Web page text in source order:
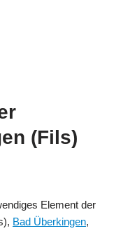
(Fils)
Element der
Bad Überkingen,